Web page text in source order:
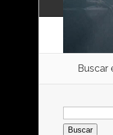
Buscar
Buscar: